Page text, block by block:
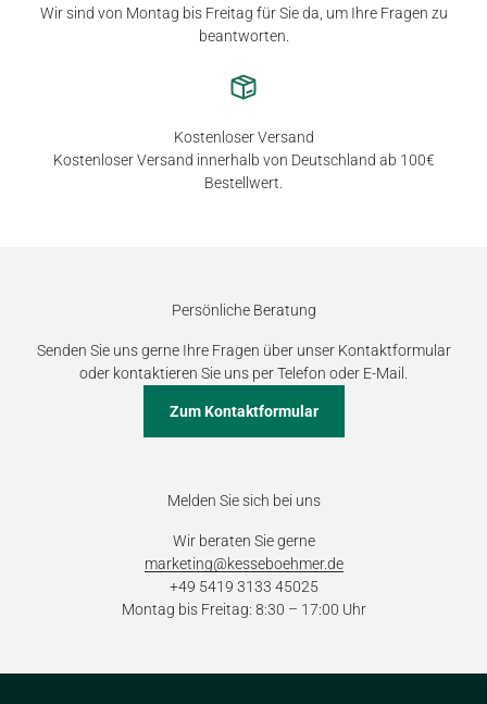
Wir sind von Montag bis Freitag für Sie da, um Ihre Fragen zu
beantworten.
Kostenloser Versand
Kostenloser Versand innerhalb von Deutschland ab 100€
Bestellwert.
Persönliche Beratung
Senden Sie uns gerne Ihre Fragen über unser Kontaktformular
oder kontaktieren Sie uns per Telefon oder E-Mail.
Zum Kontaktformular
Melden Sie sich bei uns
Wir beraten Sie gerne
marketing@kesseboehmer.de
+49 5419 3133 45025
Montag bis Freitag: 8:30 – 17:00 Uhr